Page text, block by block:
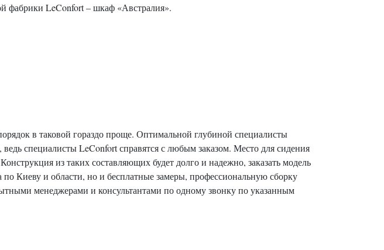
фабрики LeConfort – шкаф «Австралия».
в таковой гораздо проще. Оптимальной глубиной специалисты
специалисты LeConfort справятся с любым заказом. Место для сидения
из таких составляющих будет долго и надежно, заказать модель
Киеву и области, но и бесплатные замеры, профессиональную сборку
менеджерами и консультантами по одному звонку по указанным